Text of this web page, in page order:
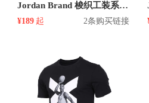
Jordan Brand 梭织工装系带收口运动长裤 男女同款 CN4581
¥189 起 2条购买链接